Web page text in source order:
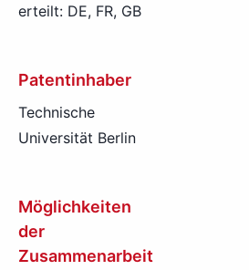
erteilt: DE, FR, GB
Patentinhaber
Technische
Universität Berlin
Möglichkeiten
der
Zusammenarbeit